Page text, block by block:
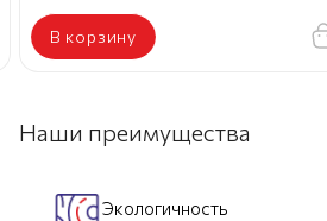
В корзину
Наши преимущества
Экологичность